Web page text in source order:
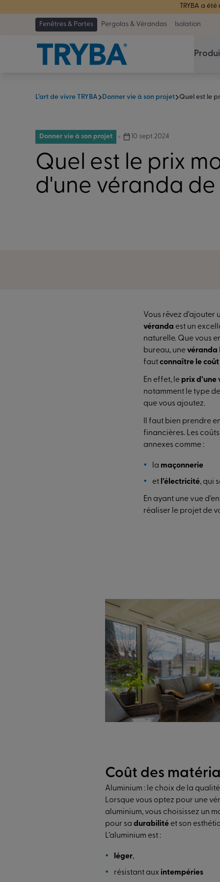
TRYBA a
Fenêtres & Portes Pergolas & Vérandas Isolation
L’art de vivre TRYBA Donner vie à son projet Quel est le
Donner vie à son projet 10 sept 2024
Quel est le prix
d'une véranda de
Vous rêvez d’ajouter
véranda est un
naturelle. Que vous
bureau, unevéranda
fautconnaître le
En effet, le prix d’une
notamment le type
que vous ajoutez.
Il faut bien prendre
financières. Les
annexes comme :
la maçonnerie
et l’électricité, qui
En ayant une vue
réaliser le projet de
Coût des
Aluminium : le choix de la
Lorsque vous optez pour une
aluminium, vous choisissez un
pour sa durabilité et son
L’aluminium est :
léger,
résistant aux intempéries